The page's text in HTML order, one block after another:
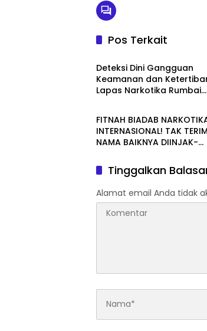
Pos Terkait
Berita
Deteksi Dini Gangguan
Keamanan dan
Lapas Narkotika Rumbai
Berita
FITNAH BIADAB
INTERNASIONAL! TAK
NAMA BAIKNYA DIINJAK-
WAR: SIAP Bantai DAN SERET
AKUN PEMBUNUH
KE PENJARA POLDA KEPRI!
Tinggalkan
Alamat email Anda tidak